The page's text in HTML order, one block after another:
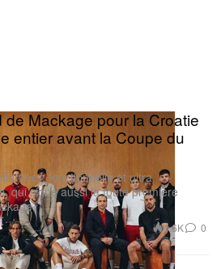
Mackage pour la Croatie
entier avant la Coupe du
fonctionnelle et ultra
qui signe aussi la toute première
1.6K 0